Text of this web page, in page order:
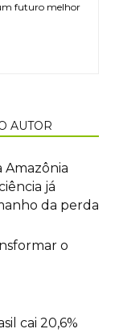
futuro melhor
AUTOR
Amazônia
já
da perda
o
cai 20,6%